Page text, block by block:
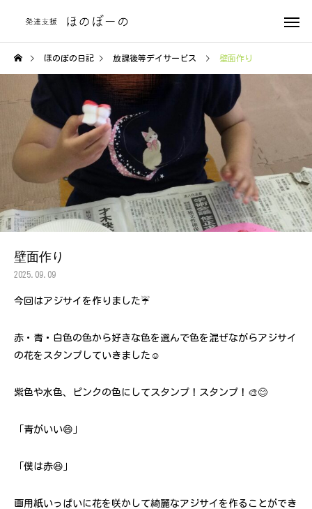
ほのぼの日記 放課後等デイサービス 壁面作り
壁面作り
2025.09.09
今回はアジサイを作りました☔️
赤・青・白色の色から好きな色を選んで色を混ぜながらアジサイ
の花をスタンプしていきました☺️
紫色や水色、ピンクの色にしてスタンプ！スタンプ！🎨😊
「青がいい😄」
「僕は赤😆」
画用紙いっぱいに花を咲かして綺麗なアジサイを作ることができ